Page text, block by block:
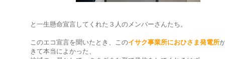
と一生懸命宣言してくれた３人のメンバーさんたち。
このエコ宣言を聞いたとき、このイサク事業所におひさま発電所
きて本当によかった、